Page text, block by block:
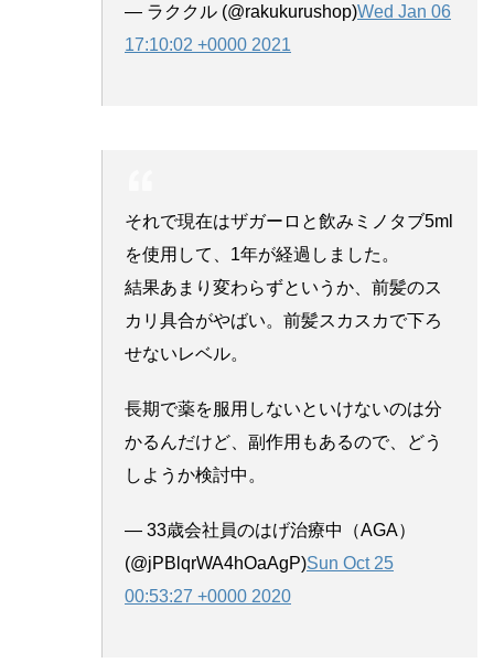
— ラククル (@rakukurushop)Wed Jan 06
17:10:02 +0000 2021
それで現在はザガーロと飲みミノタブ5ml
を使用して、1年が経過しました。
結果あまり変わらずというか、前髪のス
カリ具合がやばい。前髪スカスカで下ろ
せないレベル。
長期で薬を服用しないといけないのは分
かるんだけど、副作用もあるので、どう
しようか検討中。
— 33歳会社員のはげ治療中（AGA）
(@jPBlqrWA4hOaAgP)Sun Oct 25
00:53:27 +0000 2020